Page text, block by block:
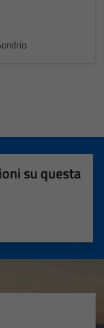
su questa